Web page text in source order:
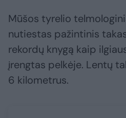
Mūšos tyrelio
nutiestas pažintinis
rekordų knygą kaip
įrengtas pelkėje. Lentų
6 kilometrus.